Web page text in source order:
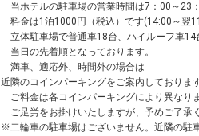
当ホテルの駐車場の営業時間は7：00～23
料金は1泊1000円（税込）です(14:00～翌
立体駐車場で普通車18台、ハイルーフ車14
当日の先着順となっております。
満車、適応外、時間外の場合は
近隣のコインパーキングをご案内しておりま
ご料金は各コインパーキングにより異なり
ご足労をお掛けいたしますが、予めご了承
※二輪車の駐車場はございません。近隣の駐